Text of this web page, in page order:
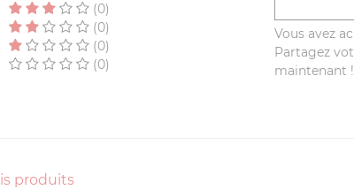
(0)
(0)
(0)
(0)
Vous avez
Partagez
maintenant !
produits